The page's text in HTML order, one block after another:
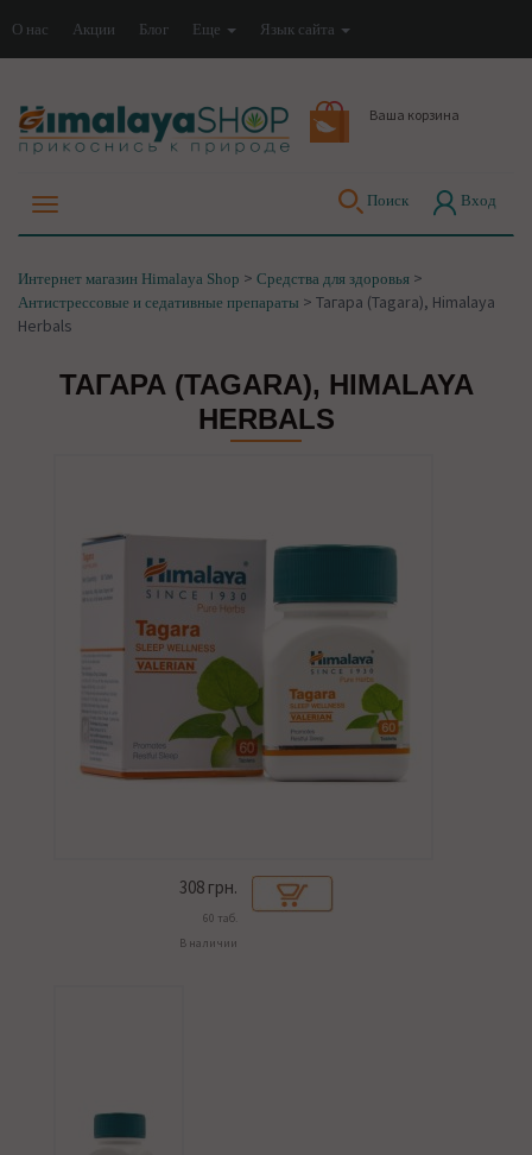
О нас Акции Блог Еще Язык сайта
Ваша корзина
Поиск Вход
Интернет магазин Himalaya Shop > Средства для здоровья >
Антистрессовые и седативные препараты > Тагара (Tagara), Himalaya
Herbals
ТАГАРА (TAGARA), HIMALAYA
HERBALS
308 грн.
60 таб.
В наличии